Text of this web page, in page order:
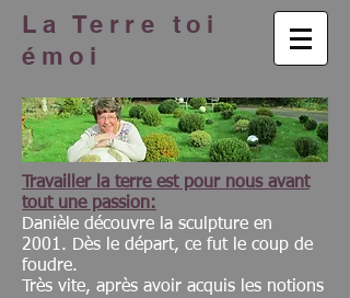
La Terre toi
émoi
Travailler la terre est pour nous avant
tout une passion:
Danièle découvre la sculpture en
2001. Dès le départ, ce fut le coup de
foudre.
Très vite, après avoir acquis les notions